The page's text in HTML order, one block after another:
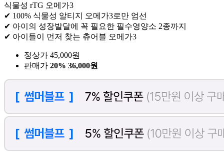
식물성 rTG 오메가3
✔ 100% 식물성 알티지 오메가3로만 엄선
✔ 아이의 성장발달에 꼭 필요한 필수영양소 2종까지
✔ 아이들이 먼저 찾는 츄어블 오메가3
정상가 45,000원
판매가 20% 36,000원